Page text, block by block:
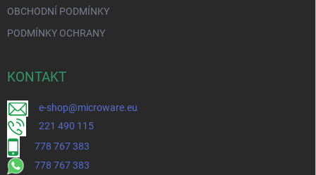
OBCHODNÍ PODMÍNKY
PODMÍNKY OCHRANY
KONTAKT
e-shop@microware.eu
221 490 115
778 767 383
778 767 383